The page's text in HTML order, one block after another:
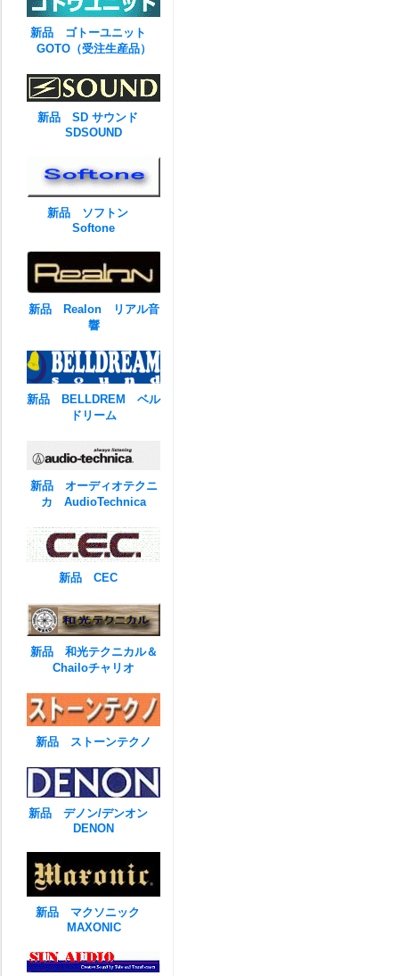
新品 ゴトーユニット
GOTO（受注生産品）
新品 SD サウンド
SDSOUND
新品 ソフトン
Softone
新品 Realon リアル音
響
新品 BELLDREM ベル
ドリーム
新品 オーディオテクニ
カ AudioTechnica
新品 CEC
新品 和光テクニカル＆
Chailoチャリオ
新品 ストーンテクノ
新品 デノン/デンオン
DENON
新品 マクソニック
MAXONIC